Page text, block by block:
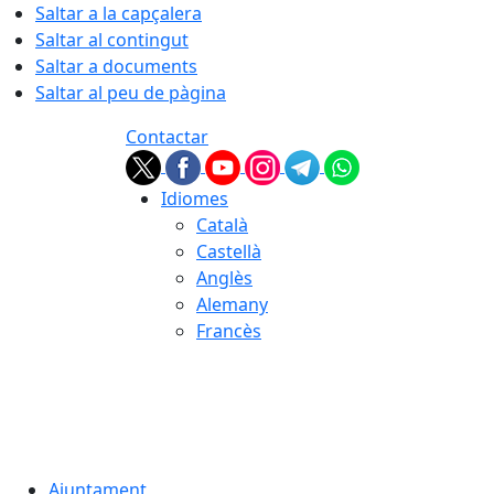
Saltar a la capçalera
Saltar al contingut
Saltar a documents
Saltar al peu de pàgina
Contactar
Idiomes
Català
Castellà
Anglès
Alemany
Francès